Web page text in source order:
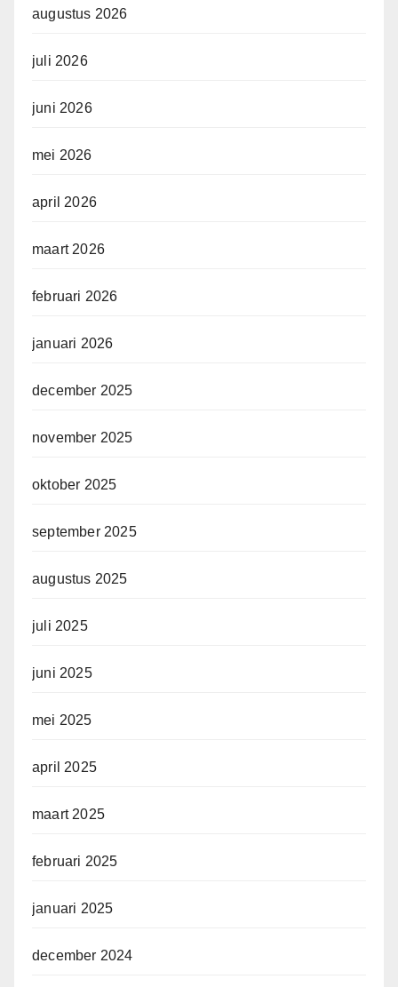
augustus 2026
juli 2026
juni 2026
mei 2026
april 2026
maart 2026
februari 2026
januari 2026
december 2025
november 2025
oktober 2025
september 2025
augustus 2025
juli 2025
juni 2025
mei 2025
april 2025
maart 2025
februari 2025
januari 2025
december 2024